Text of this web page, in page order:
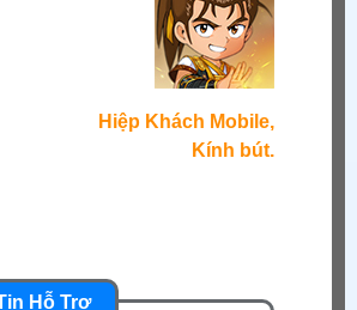
Hiệp Khách Mobile,
Kính bút.